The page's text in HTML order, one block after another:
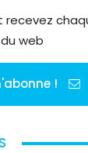
web
!